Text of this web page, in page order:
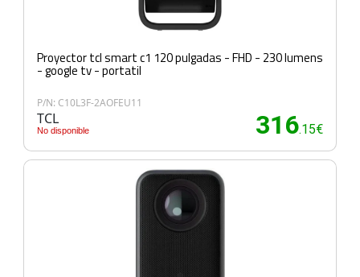
Proyector tcl smart c1 120 pulgadas - FHD - 230 lumens
- google tv - portatil
P/N: C10L3F-2AOFEU11
TCL
No disponible 316.15€